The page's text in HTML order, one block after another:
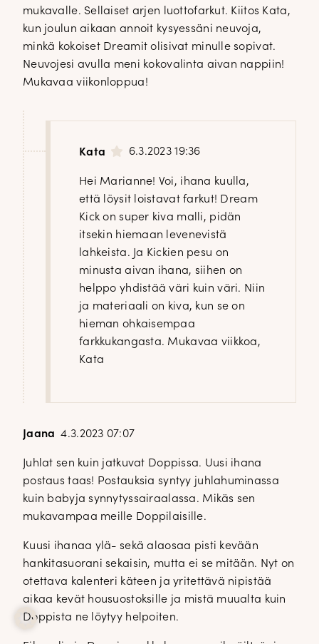
mukavalle. Sellaiset arjen luottofarkut. Kiitos Kata,
kun joulun aikaan annoit kysyessäni neuvoja,
minkä kokoiset Dreamit olisivat minulle sopivat.
Neuvojesi avulla meni kokovalinta aivan nappiin!
Mukavaa viikonloppua!
Kata 6.3.2023 19:36
Hei Marianne! Voi, ihana kuulla,
että löysit loistavat farkut! Dream
Kick on super kiva malli, pidän
itsekin hiemaan levenevistä
lahkeista. Ja Kickien pesu on
minusta aivan ihana, siihen on
helppo yhdistää väri kuin väri. Niin
ja materiaali on kiva, kun se on
hieman ohkaisempaa
farkkukangasta. Mukavaa viikkoa,
Kata
Jaana 4.3.2023 07:07
Juhlat sen kuin jatkuvat Doppissa. Uusi ihana
postaus taas! Postauksia syntyy juhlahuminassa
kuin babyja synnytyssairaalassa. Mikäs sen
mukavampaa meille Doppilaisille.
Kuusi ihanaa ylä- sekä alaosaa pisti kevään
hankitasuorani sekaisin, mutta ei se mitään. Nyt on
otettava kalenteri käteen ja yritettävä nipistää
aikaa kevät housuostoksille ja mistä muualta kuin
Doppista ne löytyy helpoiten.